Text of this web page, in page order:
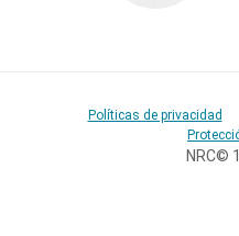
Políticas de privacidad
NRC©